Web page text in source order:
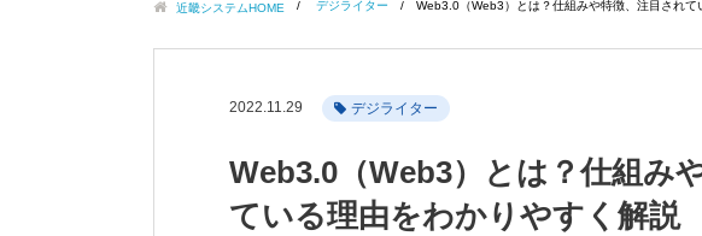
近畿システムHOME デジライター Web3.0（Web3）とは？仕組みや特徴、注目されて
2022.11.29 デジライター
Web3.0（Web3）とは？仕組み
ている理由をわかりやすく解説